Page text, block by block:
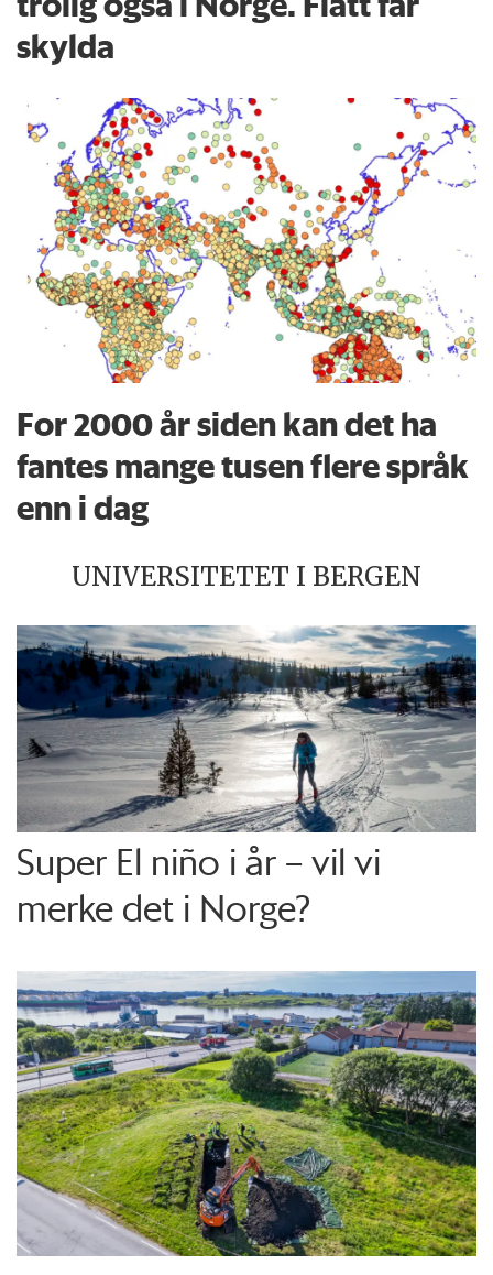
skylda
For 2000 år siden kan det ha
fantes mange tusen flere språk
enn i dag
UNIVERSITETET I BERGEN
Super El niño i år – vil vi
merke det i Norge?